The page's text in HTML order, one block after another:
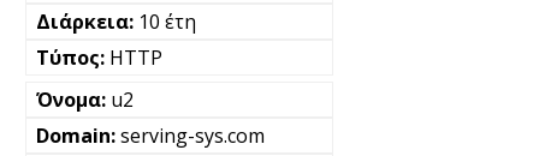
10 έτη
HTTP
u2
serving-sys.com